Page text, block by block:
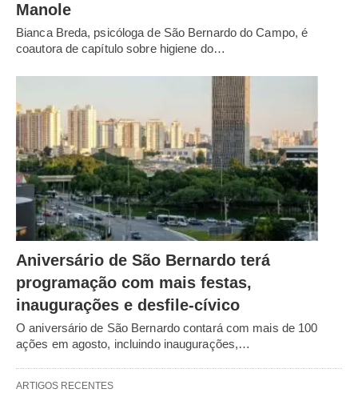
Manole
Bianca Breda, psicóloga de São Bernardo do Campo, é
coautora de capítulo sobre higiene do…
Aniversário de São Bernardo terá
programação com mais festas,
inaugurações e desfile-cívico
O aniversário de São Bernardo contará com mais de 100
ações em agosto, incluindo inaugurações,…
ARTIGOS RECENTES